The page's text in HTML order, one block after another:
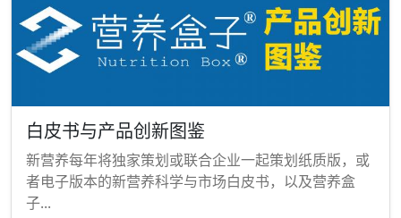
白皮书与产品创新图鉴
新营养每年将独家策划或联合企业一起策划纸质版，或
者电子版本的新营养科学与市场白皮书，以及营养盒
子...